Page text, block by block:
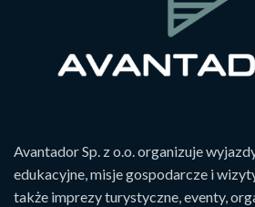
Avantador Sp. z o.o. organizuje
edukacyjne, misje gospodarcze i
także imprezy turystyczne, eventy,